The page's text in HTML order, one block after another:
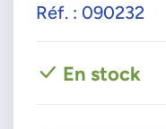
Réf. : 090232
En stock